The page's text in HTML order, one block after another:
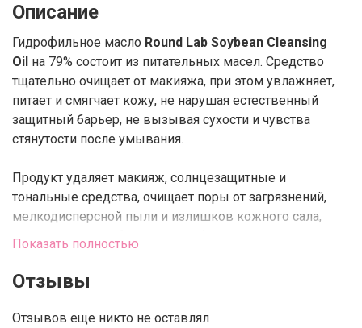
Описание
Гидрофильное масло Round Lab Soybean Cleansing
Oil на 79% состоит из питательных масел. Средство
тщательно очищает от макияжа, при этом увлажняет,
питает и смягчает кожу, не нарушая естественный
защитный барьер, не вызывая сухости и чувства
стянутости после умывания.
Продукт удаляет макияж, солнцезащитные и
тональные средства, очищает поры от загрязнений,
мелкодисперсной пыли и излишков кожного сала,
предотвращает образование чёрных точек и мягко
искусственных отдушек.
Главным компонентом является
Показать полностью
Отзывы
Отзывов еще никто не оставлял